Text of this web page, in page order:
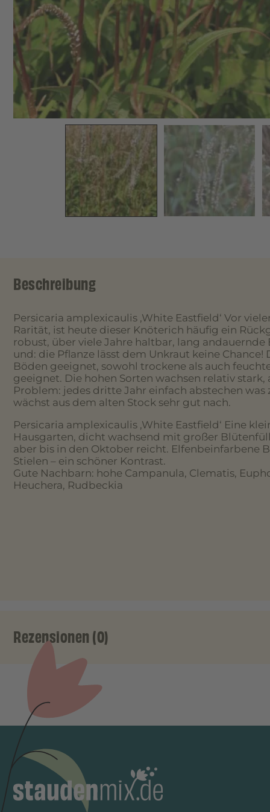
Beschreibung
Persicaria amplexicaulis ‚White Eastfield‘ Vor
Rarität, ist heute dieser Knöterich häufig ein
robust, über viele Jahre haltbar, lang andauernde
und: die Pflanze lässt dem Unkraut keine Chance!
Böden geeignet, sowohl trockene als auch
geeignet. Die hohen Sorten wachsen relativ stark,
Problem: jedes dritte Jahr einfach abstechen was
wächst aus dem alten Stock sehr gut nach.
Persicaria amplexicaulis ‚White Eastfield‘ Eine
Hausgarten, dicht wachsend mit großer
aber bis in den Oktober reicht. Elfenbeinfarbene
Stielen – ein schöner Kontrast.
Gute Nachbarn: hohe Campanula, Clematis,
Heuchera, Rudbeckia
Rezensionen (0)